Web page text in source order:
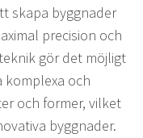
skapa byggnader
precision och
gör det möjligt
och
och former, vilket
byggnader.